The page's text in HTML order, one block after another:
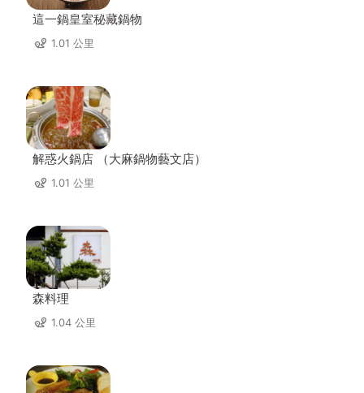
這一鍋皇室秘藏鍋物
1.01 公里
解惑火鍋店 （大麻鍋物藝文店）
1.01 公里
森料理
1.04 公里